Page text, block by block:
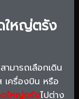
ใหญ่ตรัง
มารถเลือกเดิน
เครื่องบิน หรือ
ดใหญ่ตรังไปต่าง